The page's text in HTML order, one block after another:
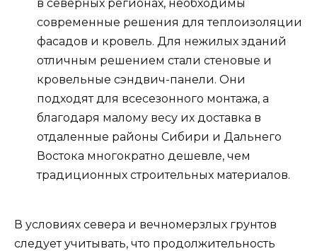
в северных регионах, необходимы
современные решения для теплоизоляции
фасадов и кровель. Для нежилых зданий
отличным решением стали стеновые и
кровельные сэндвич-панели. Они
подходят для всесезонного монтажа, а
благодаря малому весу их доставка в
отдаленные районы Сибири и Дальнего
Востока многократно дешевле, чем
традиционных строительных материалов.
В условиях севера и вечномерзлых грунтов
следует учитывать, что продолжительность